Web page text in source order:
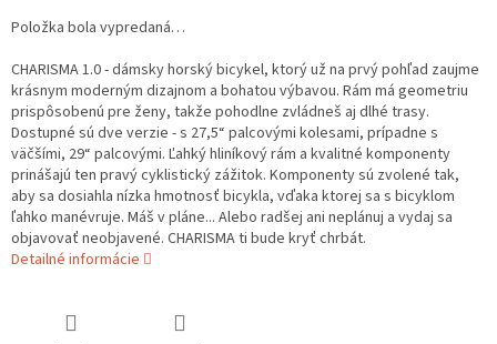
Položka bola vypredaná…
CHARISMA 1.0 - dámsky horský bicykel, ktorý už na prvý pohľad zaujme
krásnym moderným dizajnom a bohatou výbavou. Rám má geometriu
prispôsobenú pre ženy, takže pohodlne zvládneš aj dlhé trasy.
Dostupné sú dve verzie - s 27,5“ palcovými kolesami, prípadne s
väčšími, 29“ palcovými. Ľahký hliníkový rám a kvalitné komponenty
prinášajú ten pravý cyklistický zážitok. Komponenty sú zvolené tak,
aby sa dosiahla nízka hmotnosť bicykla, vďaka ktorej sa s bicyklom
ľahko manévruje. Máš v pláne... Alebo radšej ani neplánuj a vydaj sa
objavovať neobjavené. CHARISMA ti bude kryť chrbát.
Detailné informácie